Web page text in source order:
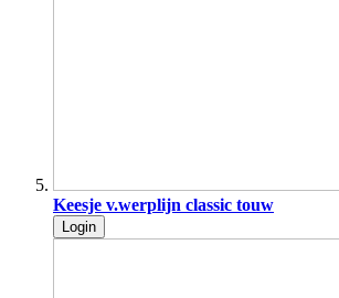
Keesje v.werplijn classic touw
Login